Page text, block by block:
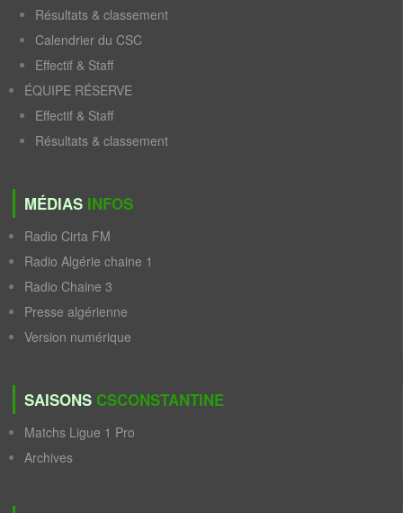
Résultats & classement
Calendrier du CSC
Effectif & Staff
ÉQUIPE RÉSERVE
Effectif & Staff
Résultats & classement
MÉDIAS INFOS
Radio Cirta FM
Radio Algérie chaine 1
Radio Chaine 3
Presse algérienne
Version numérique
SAISONS CSCONSTANTINE
Matchs Ligue 1 Pro
Archives